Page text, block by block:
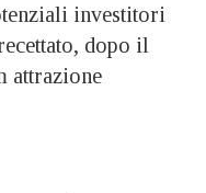
investitori
dopo il
attrazione